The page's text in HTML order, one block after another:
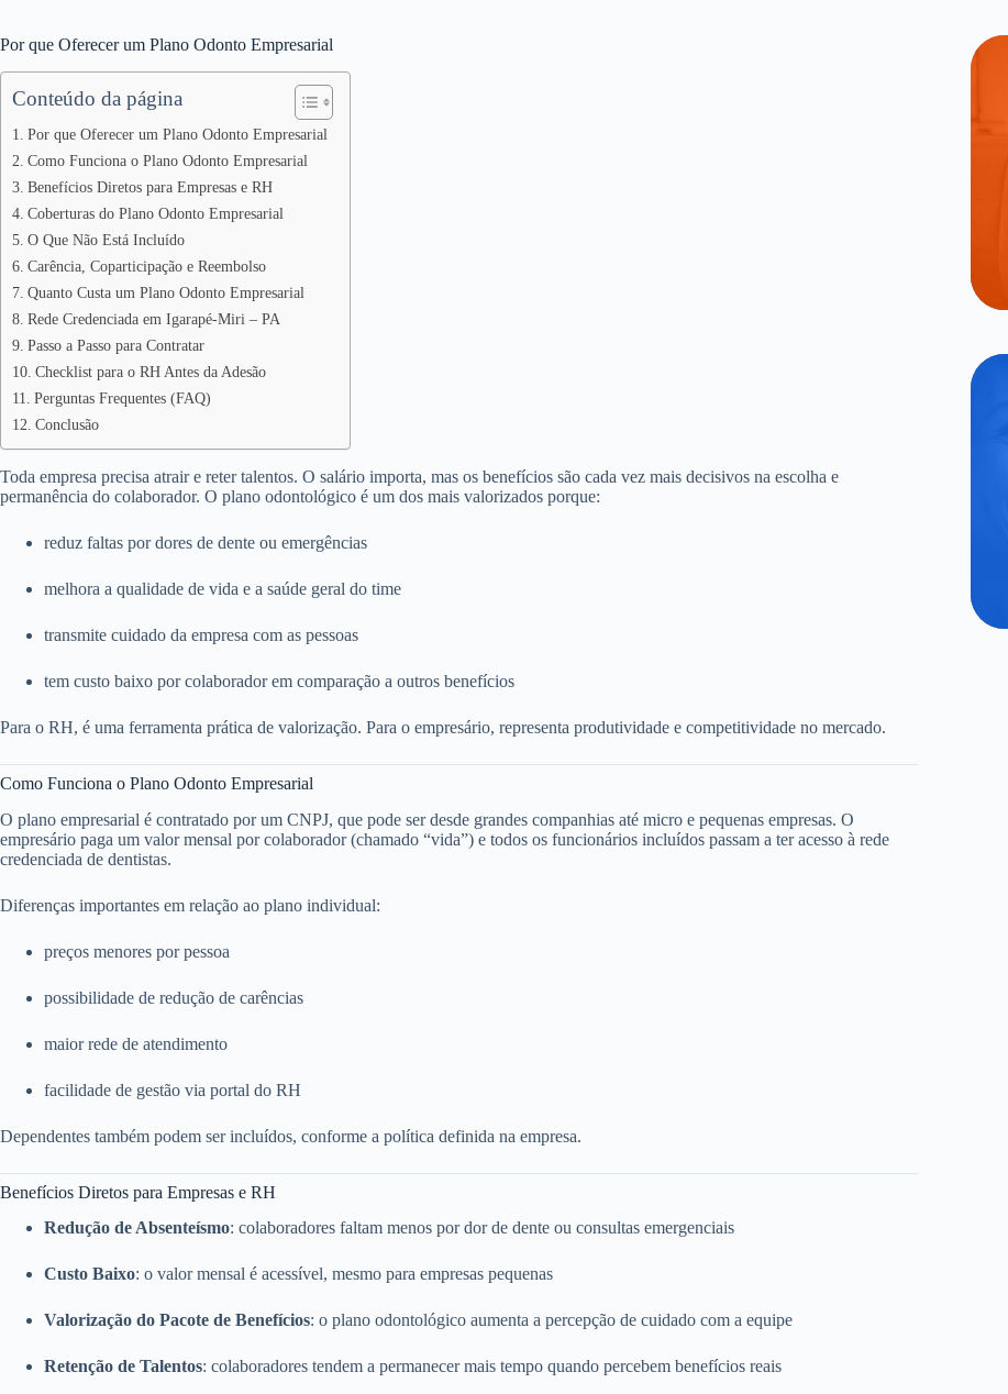
Por que Oferecer um Plano Odonto Empresarial
Conteúdo da página
Por que Oferecer um Plano Odonto Empresarial
Como Funciona o Plano Odonto Empresarial
Benefícios Diretos para Empresas e RH
Coberturas do Plano Odonto Empresarial
O Que Não Está Incluído
Carência, Coparticipação e Reembolso
Quanto Custa um Plano Odonto Empresarial
Rede Credenciada em Igarapé-Miri – PA
Passo a Passo para Contratar
Checklist para o RH Antes da Adesão
Perguntas Frequentes (FAQ)
Conclusão
Toda empresa precisa atrair e reter talentos. O salário importa, mas os benefícios são cada vez mais decisivos na escolha e
permanência do colaborador. O plano odontológico é um dos mais valorizados porque:
reduz faltas por dores de dente ou emergências
melhora a qualidade de vida e a saúde geral do time
transmite cuidado da empresa com as pessoas
tem custo baixo por colaborador em comparação a outros benefícios
Para o RH, é uma ferramenta prática de valorização. Para o empresário, representa produtividade e competitividade no mercado.
Como Funciona o Plano Odonto Empresarial
O plano empresarial é contratado por um CNPJ, que pode ser desde grandes companhias até micro e pequenas empresas. O
empresário paga um valor mensal por colaborador (chamado “vida”) e todos os funcionários incluídos passam a ter acesso à rede
credenciada de dentistas.
Diferenças importantes em relação ao plano individual:
preços menores por pessoa
possibilidade de redução de carências
maior rede de atendimento
facilidade de gestão via portal do RH
Dependentes também podem ser incluídos, conforme a política definida na empresa.
Benefícios Diretos para Empresas e RH
Redução de Absenteísmo: colaboradores faltam menos por dor de dente ou consultas emergenciais
Custo Baixo: o valor mensal é acessível, mesmo para empresas pequenas
Valorização do Pacote de Benefícios: o plano odontológico aumenta a percepção de cuidado com a equipe
Retenção de Talentos: colaboradores tendem a permanecer mais tempo quando percebem benefícios reais